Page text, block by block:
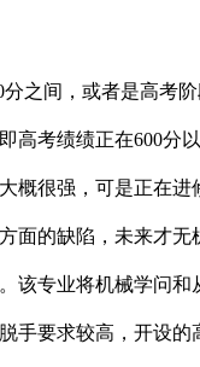
间，或者是高考阶
高考绩绩正在600分
概很强，可是正在
面的缺陷，未来才无
该专业将机械学问
手要求较高，开设